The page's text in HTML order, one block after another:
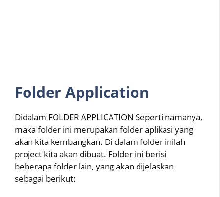
Folder Application
Didalam FOLDER APPLICATION Seperti namanya,
maka folder ini merupakan folder aplikasi yang
akan kita kembangkan. Di dalam folder inilah
project kita akan dibuat. Folder ini berisi
beberapa folder lain, yang akan dijelaskan
sebagai berikut: